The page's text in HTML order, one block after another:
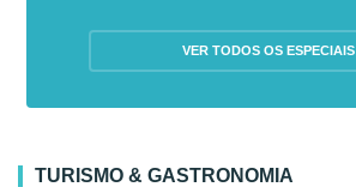
VER TODOS OS ESPECIAIS
TURISMO & GASTRONOMIA